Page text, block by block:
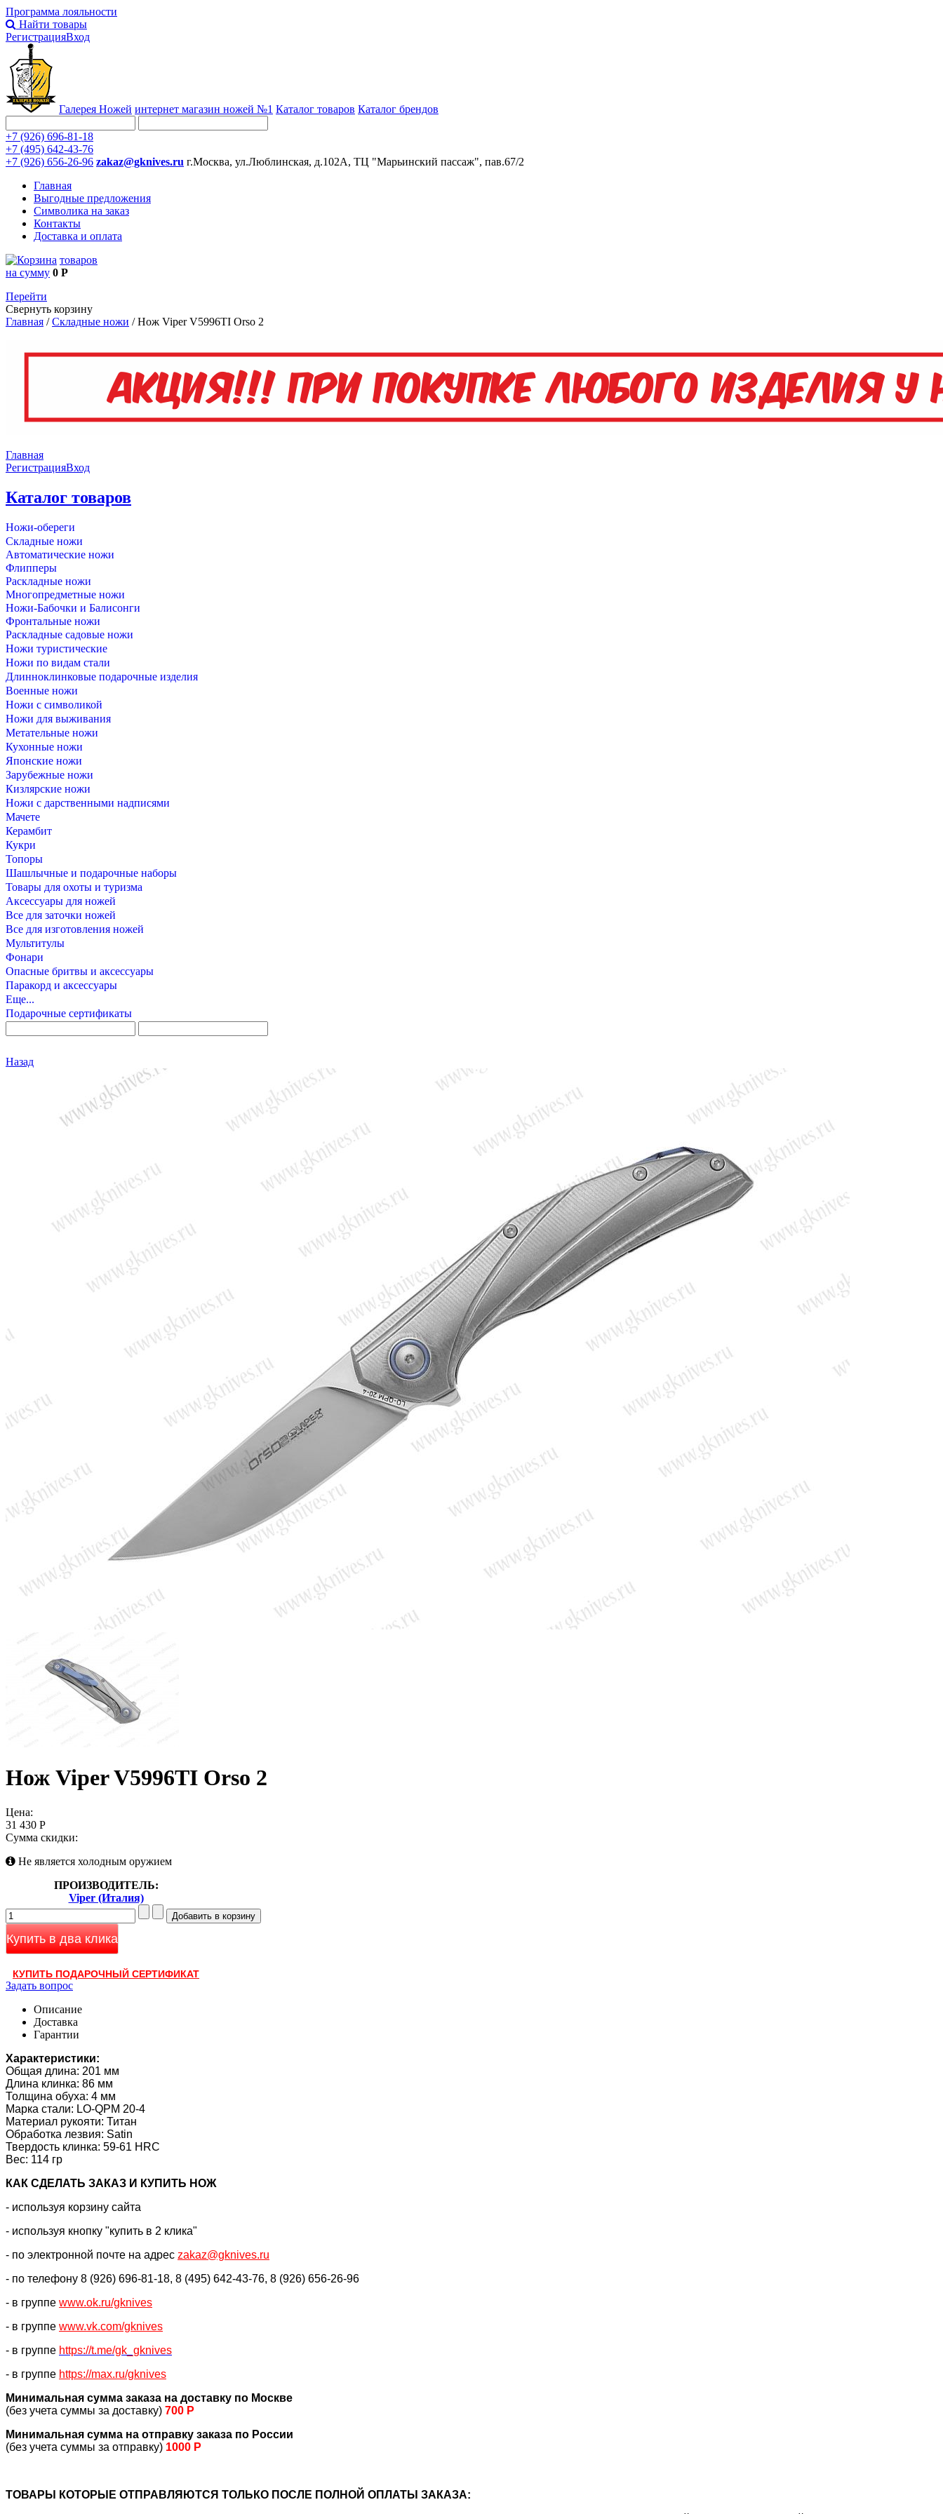
Программа лояльности
Найти товары
РегистрацияВход
Галерея Ножей интернет магазин ножей №1 Каталог товаров Каталог брендов
+7 (926) 696-81-18
+7 (495) 642-43-76
+7 (926) 656-26-96 zakaz@gknives.ru г.Москва, ул.Люблинская, д.102А, ТЦ "Марьинский пассаж", пав.67/2
Главная
Выгодные предложения
Символика на заказ
Контакты
Доставка и оплата
товаров
на сумму 0 Р
Перейти
Свернуть корзину
Главная /Складные ножи /Нож Viper V5996TI Orso 2
Главная
РегистрацияВход
Каталог товаров
Ножи-обереги
Складные ножи
Автоматические ножи
Флипперы
Раскладные ножи
Многопредметные ножи
Ножи-Бабочки и Балисонги
Фронтальные ножи
Раскладные садовые ножи
Ножи туристические
Ножи по видам стали
Длинноклинковые подарочные изделия
Военные ножи
Ножи с символикой
Ножи для выживания
Метательные ножи
Кухонные ножи
Японские ножи
Зарубежные ножи
Кизлярские ножи
Ножи с дарственными надписями
Мачете
Керамбит
Кукри
Топоры
Шашлычные и подарочные наборы
Товары для охоты и туризма
Аксессуары для ножей
Все для заточки ножей
Все для изготовления ножей
Мультитулы
Фонари
Опасные бритвы и аксессуары
Паракорд и аксессуары
Еще...
Подарочные сертификаты
Назад
Нож Viper V5996TI Orso 2
Цена:
31 430 Р
Сумма скидки:
Не является холодным оружием
ПРОИЗВОДИТЕЛЬ:
Viper (Италия)
Купить в два клика
КУПИТЬ ПОДАРОЧНЫЙ СЕРТИФИКАТ
Задать вопрос
Описание
Доставка
Гарантии
Характеристики:
Общая длина: 201 мм
Длина клинка: 86 мм
Толщина обуха: 4 мм
Марка стали: LO-QPM 20-4
Материал рукояти: Титан
Обработка лезвия: Satin
Твердость клинка: 59-61 HRC
Вес: 114 гр
КАК CДЕЛАТЬ ЗАКАЗ И КУПИТЬ НОЖ
- используя корзину сайта
- используя кнопку "купить в 2 клика"
- по электронной почте на адрес zakaz@gknives.ru
- по телефону 8 (926) 696-81-18, 8 (495) 642-43-76, 8 (926) 656-26-96
- в группе www.ok.ru/gknives
- в группе www.vk.com/gknives
- в группе https://t.me/gk_gknives
- в группе https://max.ru/gknives
Минимальная сумма заказа на доставку по Москве
(без учета суммы за доставку) 700 Р
Минимальная сумма на отправку заказа по России
(без учета суммы за отправку) 1000 Р
ТОВАРЫ КОТОРЫЕ ОТПРАВЛЯЮТСЯ ТОЛЬКО ПОСЛЕ ПОЛНОЙ ОПЛАТЫ ЗАКАЗА: